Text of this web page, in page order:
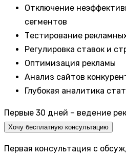
Отключение
сегментов
Тестирование
Регулировка ставок и
Оптимизация рекламы
Анализ сайтов
Глубокая аналитика
Первые 30 дней – ведение
Хочу бесплатную консультацию
Первая консультация с